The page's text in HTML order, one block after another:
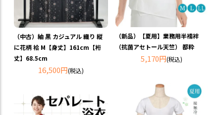
（中古）紬 黒 カジュアル 織り 縦
に花柄 袷 M【身丈】161cm【裄
丈】68.5cm
16,500円(税込)
（新品）【夏用】業務用半襦袢
（抗菌アセトール天竺） 都粋
5,170円(税込)